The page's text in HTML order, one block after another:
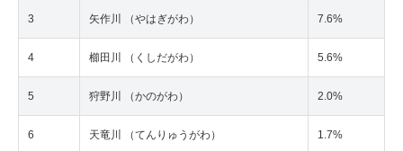
3 矢作川 （やはぎがわ） 7.6%
4 櫛田川 （くしだがわ） 5.6%
5 狩野川 （かのがわ） 2.0%
6 天竜川 （てんりゅうがわ） 1.7%